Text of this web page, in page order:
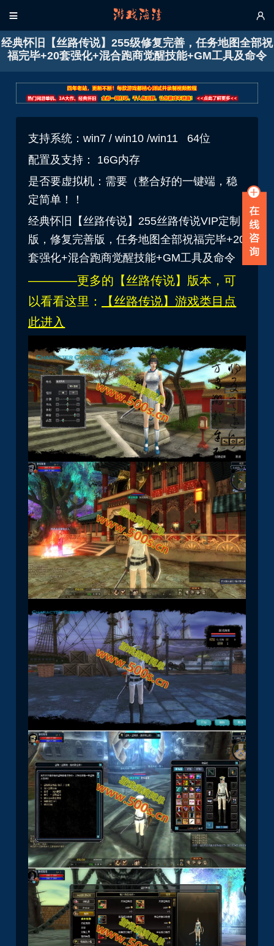
 
经典怀旧【丝路传说】255级修复完善，任务地图全部祝
福完毕+20套强化+混合跑商觉醒技能+GM工具及命令
支持系统：win7 / win10 /win11 64位
配置及支持： 16G内存
是否要虚拟机： 需要（整合好的一键端，稳
定简单！！
经典怀旧【丝路传说】255丝路传说VIP定制
版，修复完善版，任务地图全部祝福完毕+20
套强化+混合跑商觉醒技能+GM工具及命令
————更多的【丝路传说】版本，可
以看看这里：
【丝路传说】游戏类目点
此进入